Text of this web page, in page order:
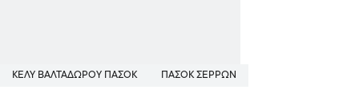
ΚΕΛΥ ΒΑΛΤΑΔΩΡΟΥ ΠΑΣΟΚ ΠΑΣΟΚ ΣΕΡΡΩΝ